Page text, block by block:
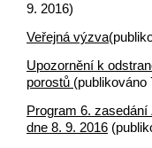
9. 2016)
Veřejná výzva
Upozornění k
porostů (publikováno
Program 6.
dne 8. 9. 2016